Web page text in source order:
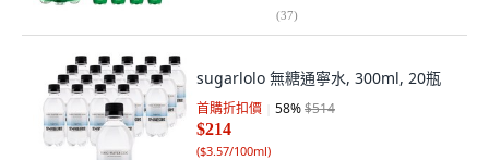
(37)
sugarlolo 無糖通寧水, 300ml, 20瓶
首購折扣價 58%$514
$214
($3.57/100ml)